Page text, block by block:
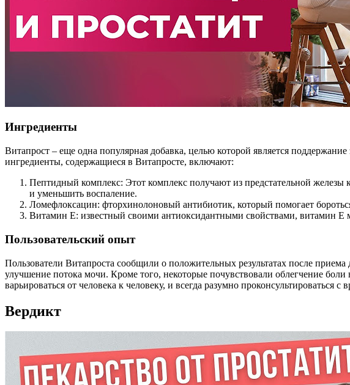
Ингредиенты
Витапрост – еще одна популярная добавка, целью которой является
ингредиенты, содержащиеся в Витапросте, включают:
Пептидный комплекс: Этот комплекс получают из предстательной
и уменьшить воспаление.
Ломефлоксацин: фторхинолоновый антибиотик, который помогает
Витамин Е: известный своими антиоксидантными свойствами, витамин
Пользовательский опыт
Пользователи Витапроста сообщили о положительных результатах после
улучшение потока мочи. Кроме того, некоторые почувствовали облегчение
варьироваться от человека к человеку, и всегда разумно
Вердикт